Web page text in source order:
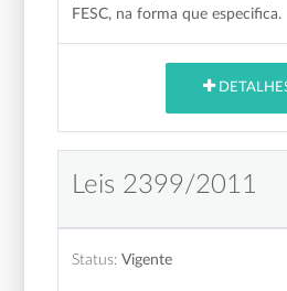
FESC, na forma que especifica.
Leis 2399/2011
Status: Vigente